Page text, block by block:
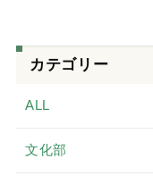
カテゴリー
ALL
文化部